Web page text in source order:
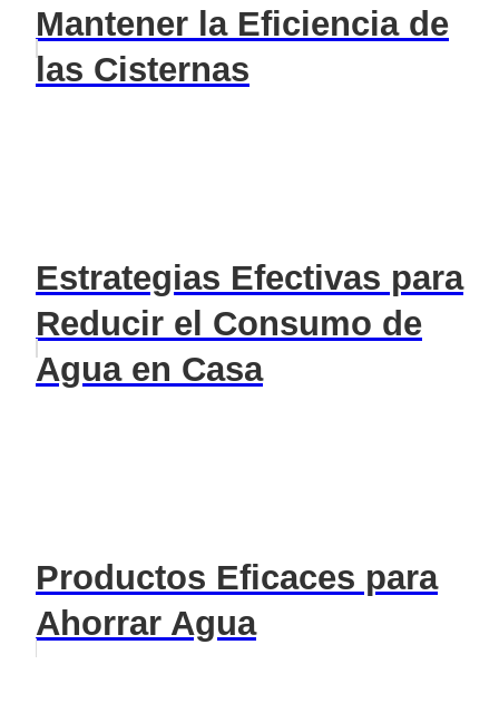
Mantener la Eficiencia de
las Cisternas
Estrategias Efectivas para
Reducir el Consumo de
Agua en Casa
Productos Eficaces para
Ahorrar Agua